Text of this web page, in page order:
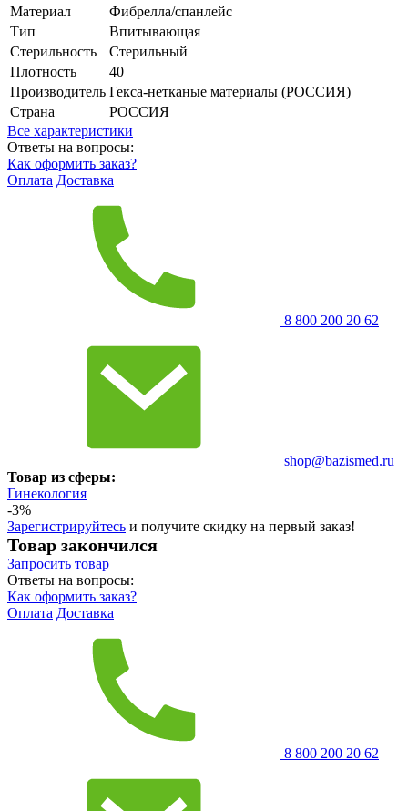
Материал
Фибрелла/спанлейс
Тип
Впитывающая
Стерильность
Стерильный
Плотность
40
Производитель Гекса-нетканые материалы (РОССИЯ)
Страна
РОССИЯ
Все характеристики
Ответы на вопросы:
Как оформить заказ?
Оплата Доставка
8 800 200 20 62
shop@bazismed.ru
Товар из сферы:
Гинекология
-3%
Зарегистрируйтесь и получите скидку на первый заказ!
Товар закончился
Запросить товар
Ответы на вопросы:
Как оформить заказ?
Оплата Доставка
8 800 200 20 62